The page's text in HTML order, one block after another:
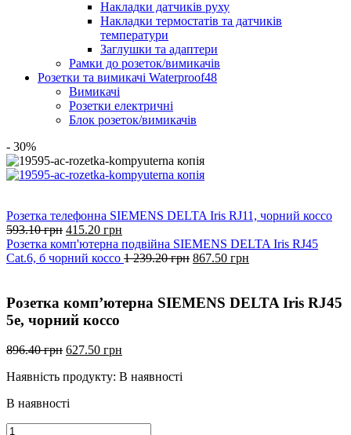
Накладки датчиків руху
Накладки термостатів та датчиків
температури
Заглушки та адаптери
Рамки до розеток/вимикачів
Розетки та вимикачі Waterproof48
Вимикачі
Розетки електричні
Блок розеток/вимикачів
- 30%
Розетка телефонна SIEMENS DELTA Iris RJ11, чорний коссо
593.10грн Оригінальна
ціна:
593.10
415.20 грн
ціна:
415.20
Розетка комп'ютерна подвійна SIEMENS DELTA Iris RJ45
Cat.6, б чорний коссо 1 239.20грн Оригінальна
239.20
867.50 грн
грн.
Розетка комп’ютерна SIEMENS DELTA Iris RJ45
5e, чорний коссо
896.40грн Оригінальна
896.40
627.50 грн
627.50
Наявність продукту: В наявності
В наявності
Розетка